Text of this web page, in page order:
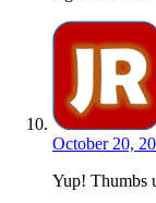
October 20,
Yup! Thumbs